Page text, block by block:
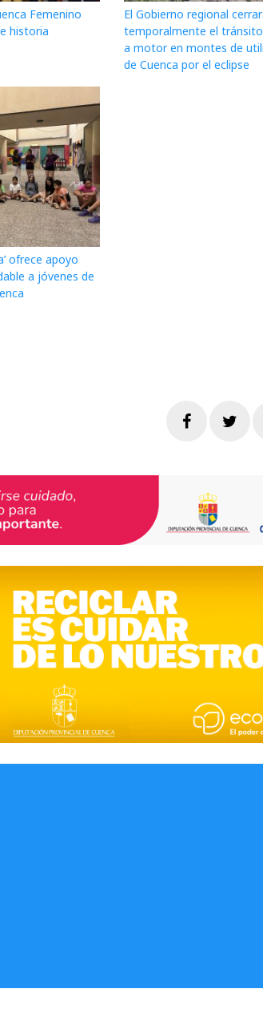
Femenino
historia
El Gobierno regional
temporalmente el
a motor en montes de
de Cuenca por el eclipse
ofrece apoyo
a jóvenes de
Facebook